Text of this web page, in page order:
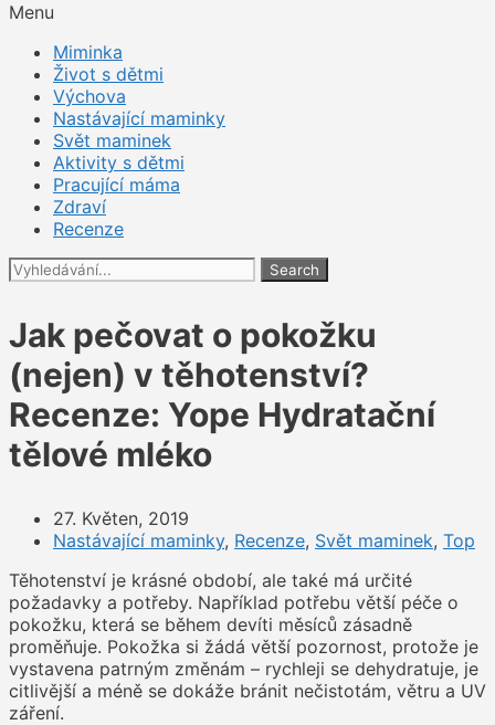
Menu
Miminka
Život s dětmi
Výchova
Nastávající maminky
Svět maminek
Aktivity s dětmi
Pracující máma
Zdraví
Recenze
Search
Jak pečovat o pokožku
(nejen) v těhotenství?
Recenze: Yope Hydratační
tělové mléko
27. Květen, 2019
Nastávající maminky, Recenze, Svět maminek, Top
Těhotenství je krásné období, ale také má určité
požadavky a potřeby. Například potřebu větší péče o
pokožku, která se během devíti měsíců zásadně
proměňuje. Pokožka si žádá větší pozornost, protože je
vystavena patrným změnám – rychleji se dehydratuje, je
citlivější a méně se dokáže bránit nečistotám, větru a UV
záření.